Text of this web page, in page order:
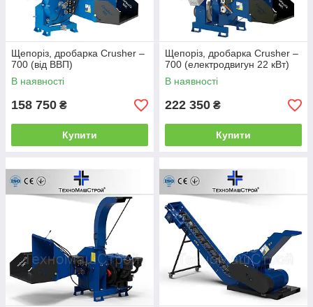
Щепоріз, дробарка Сrusher –
700 (від ВВП)
В наявності
158 750 ₴
Купити
Щепоріз, дробарка Сrusher –
700 (електродвигун 22 кВт)
В наявності
222 350 ₴
Купити